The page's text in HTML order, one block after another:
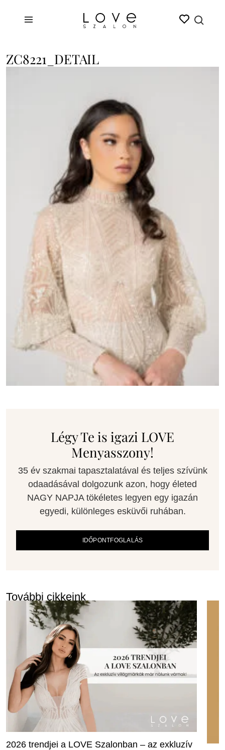
ZC8221_DETAIL
Légy Te is igazi LOVE
Menyasszony!
35 év szakmai tapasztalatával és teljes szívünk
odaadásával dolgozunk azon, hogy életed
NAGY NAPJA tökéletes legyen egy igazán
egyedi, különleges esküvői ruhában.
IDŐPONTFOGLALÁS
További cikkeink
2026 trendjei a LOVE Szalonban – az exkluzív